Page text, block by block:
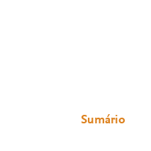
Sumário